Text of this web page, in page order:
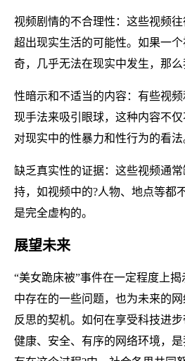
视频剧情的不合理性：这些视频
超出现实生活的可能性。如果一
奇，几乎无法在现实中发生，那么
性暗示和不适当的内容：有些视
现手法来吸引眼球，这种内容不
对现实中的性暴力和性行为的看法
缺乏真实性的证据：这些视频通
持，如视频中的?人物、地点等都
是完全虚构的。
展望未来
“美女跪床被”事件在一定程度上
中存在的一些问题，也为未来的
反思的契机。如何在享受科技进
健康、安全、有序的网络环境，